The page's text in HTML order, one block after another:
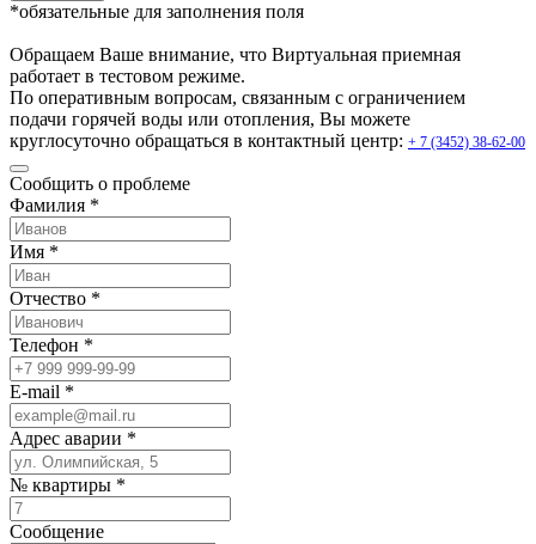
*обязательные для заполнения поля
Обращаем Ваше внимание, что Виртуальная приемная
работает в тестовом режиме.
По оперативным вопросам, связанным с ограничением
подачи горячей воды или отопления, Вы можете
круглосуточно обращаться в контактный центр: + 7 (3452) 38-62-00
Сообщить о проблеме
Фамилия *
Имя *
Отчество *
Телефон *
E-mail *
Адрес аварии *
№ квартиры *
Сообщение